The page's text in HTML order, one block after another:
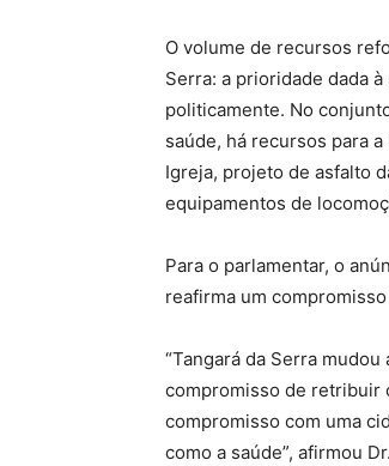
O volume de recursos
Serra: a prioridade dada
politicamente. No
saúde, há recursos para
Igreja, projeto de asfalto
equipamentos de
Para o parlamentar, o
reafirma um
“Tangará da Serra
compromisso de retribuir
compromisso com uma
como a saúde”, afirmou